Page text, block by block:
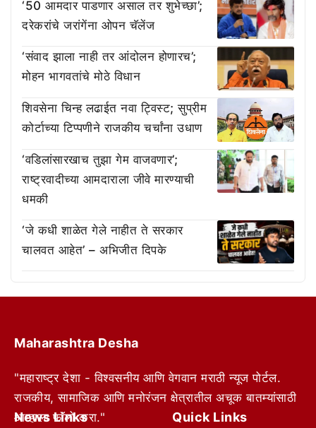
‘50 आमदार पाडणार असाल तर शुभेच्छा’;
दरेकरांचे जरांगेंना ओपन चॅलेंज
‘संवाद झाला नाही तर आंदोलन होणारच’;
मोहन भागवतांचे मोठे विधान
शिवसेना चिन्ह लढाईत नवा ट्विस्ट; सुप्रीम
कोर्टाच्या टिप्पणीने राजकीय चर्चांना उधाण
‘वडिलांसारखाच तुझा गेम वाजवणार’;
राष्ट्रवादीच्या आमदाराला जीवे मारण्याची
धमकी
‘जे कधी शाळेत गेले नाहीत ते सरकार
चालवत आहेत’ – अभिजीत दिपके
Maharashtra Desha
"महाराष्ट्र देशा - विश्वसनीय आणि वेगवान मराठी न्यूज पोर्टल.
राजकीय, सामाजिक आणि मनोरंजन क्षेत्रातील अचूक बातम्यांसाठी
आम्हाला फॉलो करा."
News Links Quick Links